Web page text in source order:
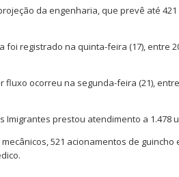
da engenharia, que prevê até
foi registrado na quinta-feira (17), entre
fluxo ocorreu na segunda-feira (21),
Imigrantes prestou atendimento a 1.478
521 acionamentos de guincho